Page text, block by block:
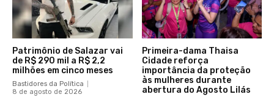
Patrimônio de Salazar vai
de R$ 290 mil a R$ 2,2
milhões em cinco meses
Bastidores da Política
8 de agosto de 2026
Primeira-dama Thaisa
Cidade reforça
importância da proteção
às mulheres durante
abertura do Agosto Lilás